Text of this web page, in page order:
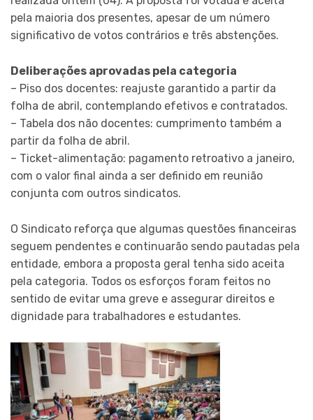
pela maioria dos presentes, apesar de um número
significativo de votos contrários e três abstenções.
Deliberações aprovadas pela categoria
– Piso dos docentes: reajuste garantido a partir da
folha de abril, contemplando efetivos e contratados.
– Tabela dos não docentes: cumprimento também a
partir da folha de abril.
– Ticket-alimentação: pagamento retroativo a janeiro,
com o valor final ainda a ser definido em reunião
conjunta com outros sindicatos.
O Sindicato reforça que algumas questões financeiras
seguem pendentes e continuarão sendo pautadas pela
entidade, embora a proposta geral tenha sido aceita
pela categoria. Todos os esforços foram feitos no
sentido de evitar uma greve e assegurar direitos e
dignidade para trabalhadores e estudantes.